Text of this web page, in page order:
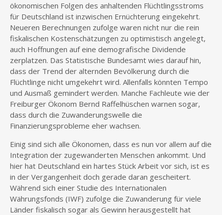
ökonomischen Folgen des anhaltenden Flüchtlingsstroms
für Deutschland ist inzwischen Ernüchterung eingekehrt.
Neueren Berechnungen zufolge waren nicht nur die rein
fiskalischen Kostenschätzungen zu optimistisch angelegt,
auch Hoffnungen auf eine demografische Dividende
zerplatzen. Das Statistische Bundesamt wies darauf hin,
dass der Trend der alternden Bevölkerung durch die
Flüchtlinge nicht umgekehrt wird. Allenfalls könnten Tempo
und Ausmaß gemindert werden. Manche Fachleute wie der
Freiburger Ökonom Bernd Raffelhüschen warnen sogar,
dass durch die Zuwanderungswelle die
Finanzierungsprobleme eher wachsen.
Einig sind sich alle Ökonomen, dass es nun vor allem auf die
Integration der zugewanderten Menschen ankommt. Und
hier hat Deutschland ein hartes Stück Arbeit vor sich, ist es
in der Vergangenheit doch gerade daran gescheitert.
Während sich einer Studie des Internationalen
Währungsfonds (IWF) zufolge die Zuwanderung für viele
Länder fiskalisch sogar als Gewinn herausgestellt hat